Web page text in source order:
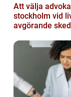
Att välja
stockholm vid
avgörande